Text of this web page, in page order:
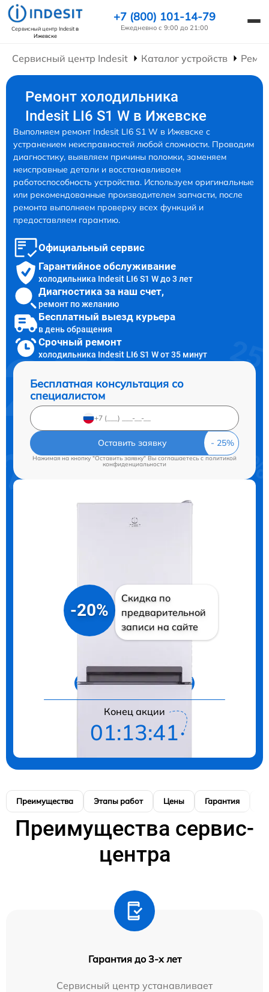
Сервисный центр Indesitв
Ижевске
+7 (800) 101-14-79
Ежедневно с 9:00 до 21:00
Сервисный центр Indesit Каталог устройств
Ремонт холодильника
Indesit LI6 S1 W в Ижевске
Выполняем ремонт Indesit LI6 S1 W в Ижевске с
устранением неисправностей любой сложности. Проводим
диагностику, выявляем причины поломки, заменяем
неисправные детали и восстанавливаем
работоспособность устройства. Используем оригинальные
или рекомендованные производителем запчасти, после
ремонта выполняем проверку всех функций и
предоставляем гарантию.
Официальный сервис
Гарантийное обслуживание
холодильника Indesit LI6 S1 W до 3 лет
Диагностика за наш счет,
ремонт по желанию
Бесплатный выезд курьера
в день обращения
Срочный ремонт
холодильника Indesit LI6 S1 W от 35 минут
Бесплатная консультация со
специалистом
Оставить заявку
Нажимая на кнопку "Оставить заявку" Вы соглашаетесь cполитикой
конфиденциальности
-20%
Скидка по
предварительной
записи на сайте
Цены на ремонт
Конец акции
01:13:40
Преимущества Этапы работ Цены Гарантия
Преимущества сервис-
центра
Гарантия до 3-х лет
Сервисный центр устанавливает